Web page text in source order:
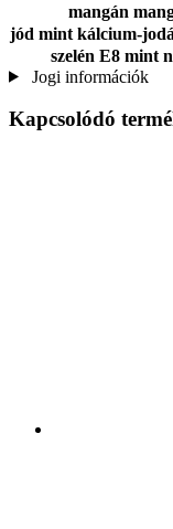
mangán
jód mint kálcium-
szelén E8 mint
Jogi információk
Kapcsolódó